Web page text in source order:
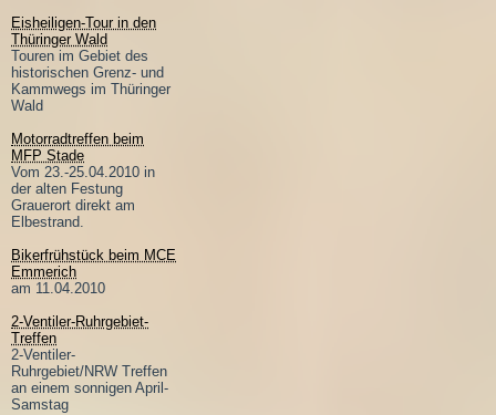
Eisheiligen-Tour in den
Thüringer Wald
Touren im Gebiet des
historischen Grenz- und
Kammwegs im Thüringer
Wald
Motorradtreffen beim
MFP Stade
Vom 23.-25.04.2010 in
der alten Festung
Grauerort direkt am
Elbestrand.
Bikerfrühstück beim MCE
Emmerich
am 11.04.2010
2-Ventiler-Ruhrgebiet-
Treffen
2-Ventiler-
Ruhrgebiet/NRW Treffen
an einem sonnigen April-
Samstag